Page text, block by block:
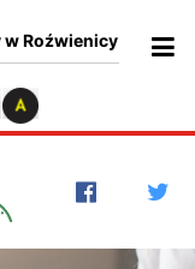
w Roźwienicy